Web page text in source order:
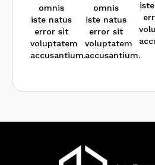
omnis
iste natus
error sit
voluptatem
accusantium.
omnis
iste natus
error sit
voluptatem
accusantium.